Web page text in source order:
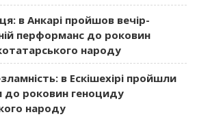
в Анкарі пройшов вечір-
перформанс до роковин
народу
в Ескішехірі пройшли
до роковин геноциду
народу